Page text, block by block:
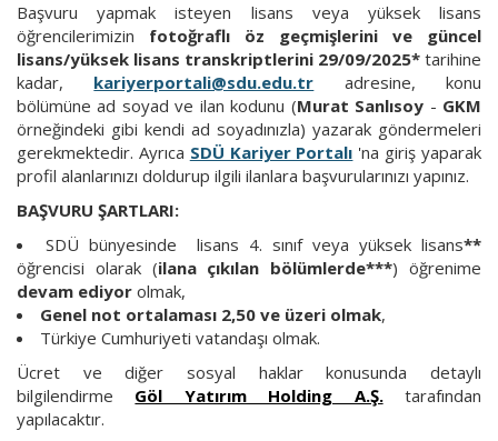
Başvuru yapmak isteyen lisans veya yüksek lisans
öğrencilerimizin fotoğraflı öz geçmişlerini ve güncel
lisans/yüksek lisans transkriptlerini 29/09/2025* tarihine
kadar, kariyerportali@sdu.edu.tr adresine, konu
bölümüne ad soyad ve ilan kodunu (Murat Sanlısoy - GKM
örneğindeki gibi kendi ad soyadınızla) yazarak göndermeleri
gerekmektedir. Ayrıca SDÜ Kariyer Portalı 'na giriş yaparak
profil alanlarınızı doldurup ilgili ilanlara başvurularınızı yapınız.
BAŞVURU ŞARTLARI:
SDÜ bünyesinde lisans 4. sınıf veya yüksek lisans**
öğrencisi olarak (ilana çıkılan bölümlerde***) öğrenime
devam ediyor olmak,
Genel not ortalaması 2,50 ve üzeri olmak,
Türkiye Cumhuriyeti vatandaşı olmak.
Ücret ve diğer sosyal haklar konusunda detaylı
bilgilendirme Göl Yatırım Holding A.Ş.tarafından
yapılacaktır.